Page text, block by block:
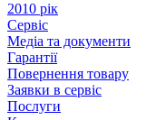
2010 рік
Сервіс
Медіа та документи
Гарантії
Повернення товару
Заявки в сервіс
Послуги